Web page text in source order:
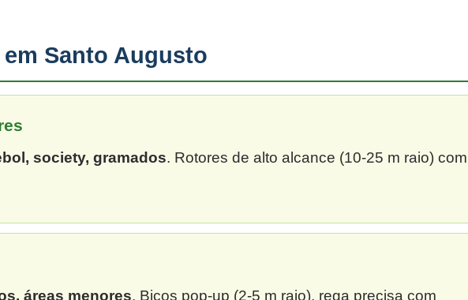
Santo Augusto
society, gramados. Rotores de alto alcance (10-25 m raio)
áreas menores. Bicos pop-up (2-5 m raio), rega precisa com